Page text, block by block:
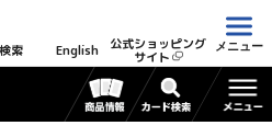
検索 English 公式ショッピング
サイト
メニュー